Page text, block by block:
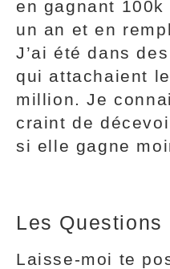
en gagnant
un an et en
J’ai été dans
qui attachaient
million. Je
craint de
si elle gagne
Les Questions
Laisse-moi te